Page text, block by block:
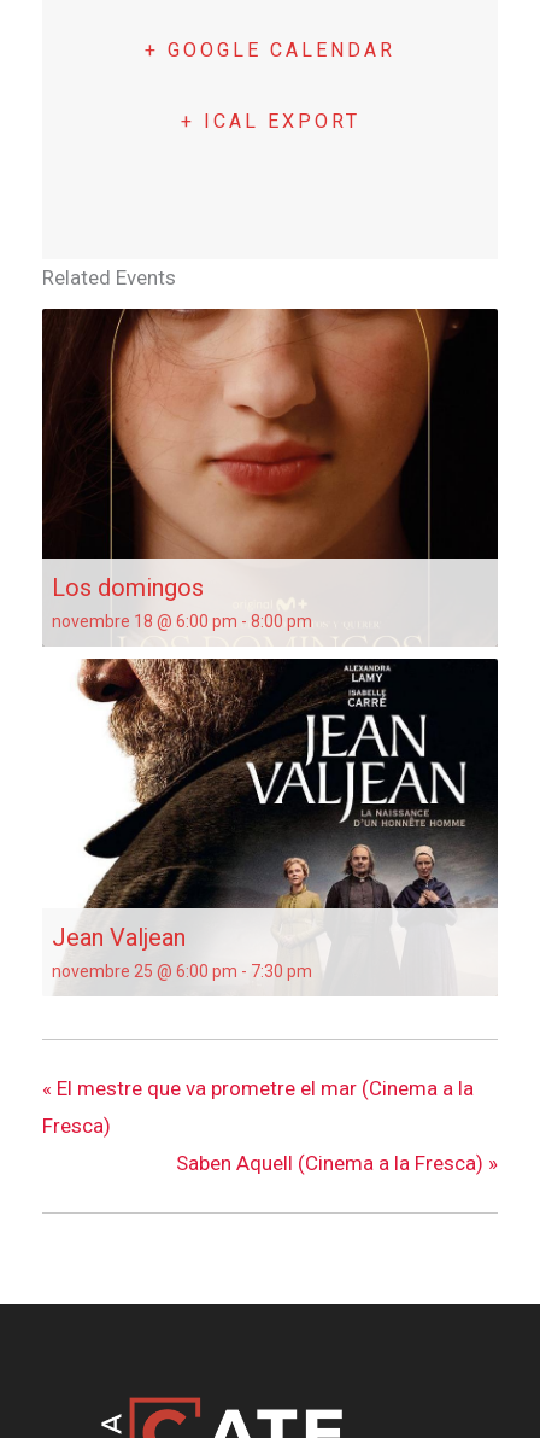
+ GOOGLE CALENDAR
+ ICAL EXPORT
Related Events
Los domingos
novembre 18 @ 6:00 pm - 8:00 pm
Jean Valjean
novembre 25 @ 6:00 pm - 7:30 pm
« El mestre que va prometre el mar (Cinema a la
Fresca)
Saben Aquell (Cinema a la Fresca) »